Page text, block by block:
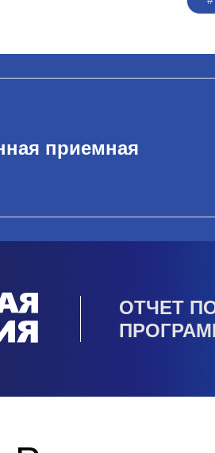
приемная
ОТЧЕТ